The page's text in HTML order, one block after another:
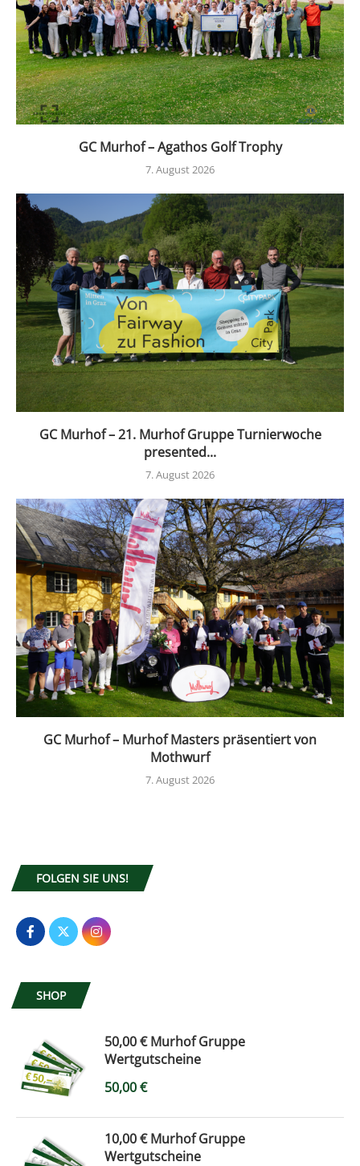
GC Murhof – Agathos Golf Trophy
7. August 2026
GC Murhof – 21. Murhof Gruppe Turnierwoche
presented...
7. August 2026
GC Murhof – Murhof Masters präsentiert von
Mothwurf
7. August 2026
FOLGEN SIE UNS!
SHOP
50,00 € Murhof Gruppe
Wertgutscheine
50,00€
10,00 € Murhof Gruppe
Wertgutscheine